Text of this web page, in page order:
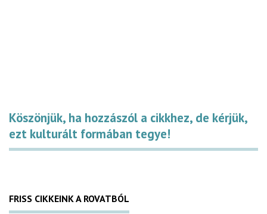
Köszönjük, ha hozzászól a cikkhez, de kérjük,
ezt kulturált formában tegye!
FRISS CIKKEINK A ROVATBÓL